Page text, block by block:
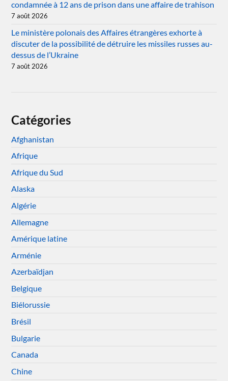
condamnée à 12 ans de prison dans une affaire de trahison
7 août 2026
Le ministère polonais des Affaires étrangères exhorte à
discuter de la possibilité de détruire les missiles russes au-
dessus de l’Ukraine
7 août 2026
Catégories
Afghanistan
Afrique
Afrique du Sud
Alaska
Algérie
Allemagne
Amérique latine
Arménie
Azerbaïdjan
Belgique
Biélorussie
Brésil
Bulgarie
Canada
Chine